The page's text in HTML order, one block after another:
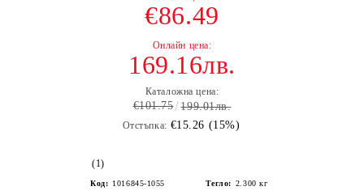
€86.49
169.16лв.
Каталожна цена:
€101.75 199.01лв.
Отстъпка: €15.26 (15%)
(1)
Код: 1016845-1055 Тегло: 2.300 кг